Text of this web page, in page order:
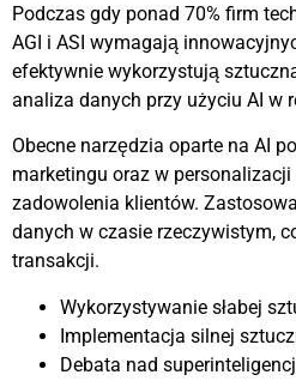
Podczas gdy ponad 70% firm
AGI i ASI wymagają
efektywnie wykorzystują
analiza danych przy użyciu AI w
Obecne narzędzia oparte na AI
marketingu oraz w
zadowolenia klientów.
danych w czasie rzeczywistym,
transakcji.
Wykorzystywanie słabej
Implementacja silnej
Debata nad